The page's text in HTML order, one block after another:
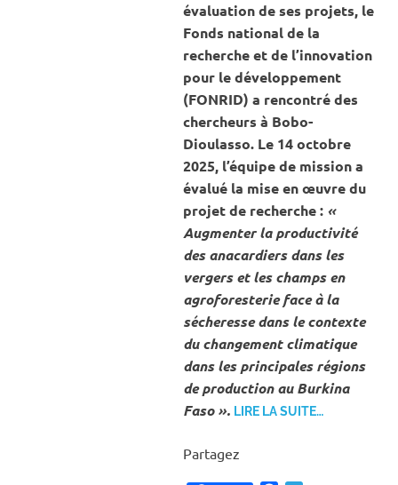
évaluation de ses projets, le
Fonds national de la
recherche et de l’innovation
pour le développement
(FONRID) a rencontré des
chercheurs à Bobo-
Dioulasso. Le 14 octobre
2025, l’équipe de mission a
évalué la mise en œuvre du
projet de recherche :«
Augmenter la productivité
des anacardiers dans les
vergers et les champs en
agroforesterie face à la
sécheresse dans le contexte
du changement climatique
dans les principales régions
de production au Burkina
Faso ». LIRE LA SUITE…
Partagez